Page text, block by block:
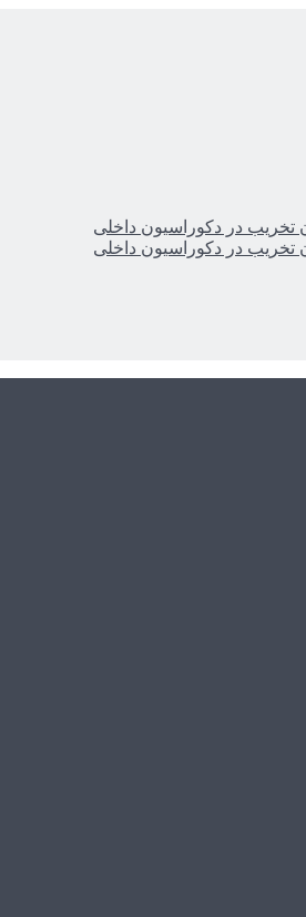
تخریب در دکوراسیون داخلی
تخریب در دکوراسیون داخلی